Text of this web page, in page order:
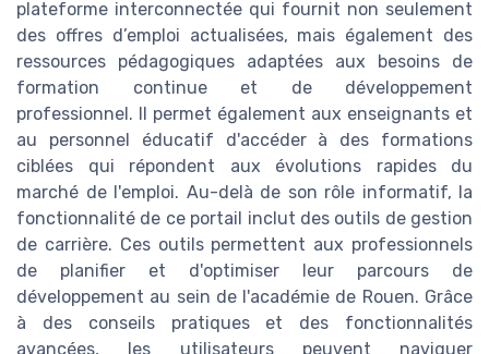
plateforme interconnectée qui fournit non seulement
des offres d’emploi actualisées, mais également des
ressources pédagogiques adaptées aux besoins de
formation continue et de développement
professionnel. Il permet également aux enseignants et
au personnel éducatif d'accéder à des formations
ciblées qui répondent aux évolutions rapides du
marché de l'emploi. Au-delà de son rôle informatif, la
fonctionnalité de ce portail inclut des outils de gestion
de carrière. Ces outils permettent aux professionnels
de planifier et d'optimiser leur parcours de
développement au sein de l'académie de Rouen. Grâce
à des conseils pratiques et des fonctionnalités
avancées, les utilisateurs peuvent naviguer